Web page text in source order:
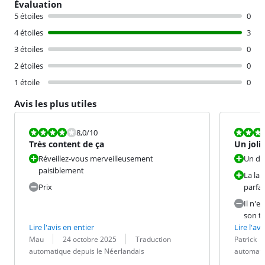
Évaluation
5 étoiles
0
4 étoiles
3
3 étoiles
0
2 étoiles
0
1 étoile
0
Avis les plus utiles
La note est 8,0 sur 10.
8,0/10
Très content de ça
Réveillez-vous merveilleusement
paisiblement
Prix
Lire l'avis en entier
Évaluation par :
Mau
Date : 24 octobre 2025
Traduction :
Traduction
automatique depuis le Néerlandais
La note est
Un joli
Un
La
Il
son
Lire
Évaluation
Patrick
Date :
Traduction :